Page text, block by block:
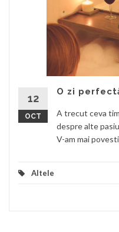
12
OCT
O zi
A trecut ceva
despre alte
V-am mai
Altele